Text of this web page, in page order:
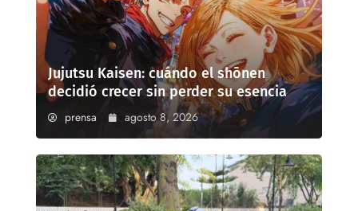
Jujutsu Kaisen: cuándo el shōnen
decidió crecer sin perder su esencia
prensa agosto 8, 2026